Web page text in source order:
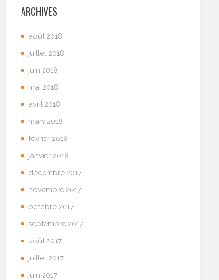
ARCHIVES
août 2018
juillet 2018
juin 2018
mai 2018
avril 2018
mars 2018
février 2018
janvier 2018
décembre 2017
novembre 2017
octobre 2017
septembre 2017
août 2017
juillet 2017
juin 2017